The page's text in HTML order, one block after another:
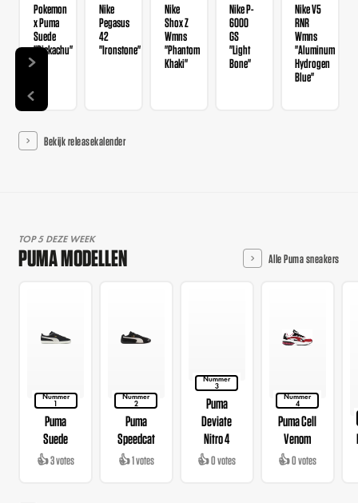
Pokemon
x Puma
Suede
"Pickachu"
Nike
Pegasus
42
"Ironstone"
Nike
Shox Z
Wmns
"Phantom
Khaki"
Nike P-
6000
GS
"Light
Bone"
Nike V5
RNR
Wmns
"Aluminum
Hydrogen
Blue"
Bekijk releasekalender
TOP 5 DEZE WEEK
PUMA MODELLEN Alle Puma sneakers
Nummer
1
Puma
Suede
👍 3 votes
Nummer
2
Puma
Speedcat
👍 1 votes
Nummer
3
Puma
Deviate
Nitro 4
👍 0 votes
Nummer
4
Puma Cell
Venom
👍 0 votes